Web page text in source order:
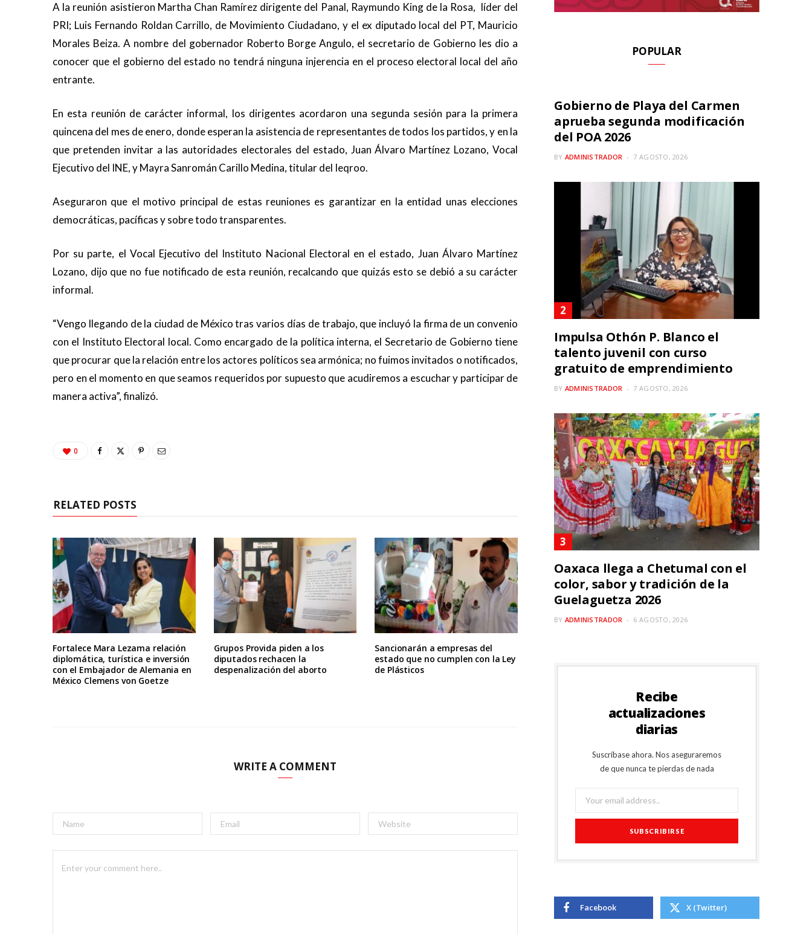
A la reunión asistieron Martha Chan Ramírez dirigente del Panal, Raymundo King de la Rosa, líder del
PRI; Luis Fernando Roldan Carrillo, de Movimiento Ciudadano, y el ex diputado local del PT, Mauricio
Morales Beiza. A nombre del gobernador Roberto Borge Angulo, el secretario de Gobierno les dio a
conocer que el gobierno del estado no tendrá ninguna injerencia en el proceso electoral local del año
entrante.
En esta reunión de carácter informal, los dirigentes acordaron una segunda sesión para la primera
quincena del mes de enero, donde esperan la asistencia de representantes de todos los partidos, y en la
que pretenden invitar a las autoridades electorales del estado, Juan Álvaro Martínez Lozano, Vocal
Ejecutivo del INE, y Mayra Sanromán Carillo Medina, titular del Ieqroo.
Aseguraron que el motivo principal de estas reuniones es garantizar en la entidad unas elecciones
democráticas, pacíficas y sobre todo transparentes.
Por su parte, el Vocal Ejecutivo del Instituto Nacional Electoral en el estado, Juan Álvaro Martínez
Lozano, dijo que no fue notificado de esta reunión, recalcando que quizás esto se debió a su carácter
informal.
“Vengo llegando de la ciudad de México tras varios días de trabajo, que incluyó la firma de un convenio
con el Instituto Electoral local. Como encargado de la política interna, el Secretario de Gobierno tiene
que procurar que la relación entre los actores políticos sea armónica; no fuimos invitados o notificados,
pero en el momento en que seamos requeridos por supuesto que acudiremos a escuchar y participar de
manera activa”, finalizó.
0
RELATED POSTS
Fortalece Mara Lezama relación
diplomática, turística e inversión
con el Embajador de Alemania en
México Clemens von Goetze
Grupos Provida piden a los
diputados rechacen la
despenalización del aborto
Sancionarán a empresas del
estado que no cumplen con la Ley
de Plásticos
WRITE A COMMENT
POPULAR
Gobierno de Playa del Carmen
aprueba segunda modificación
del POA 2026
BY ADMINISTRADOR 7 AGOSTO, 2026
Impulsa Othón P. Blanco el
talento juvenil con curso
gratuito de emprendimiento
BY ADMINISTRADOR 7 AGOSTO, 2026
Oaxaca llega a Chetumal con el
color, sabor y tradición de la
Guelaguetza 2026
BY ADMINISTRADOR 6 AGOSTO, 2026
Recibe
actualizaciones
diarias
Suscríbase ahora. Nos aseguraremos
de que nunca te pierdas de nada
Facebook X (Twitter)